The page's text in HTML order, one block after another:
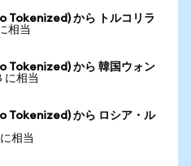
Tokenized) から トルコリラ
相当
Tokenized) から 韓国ウォン
に相当
Tokenized) から ロシア・ル
相当